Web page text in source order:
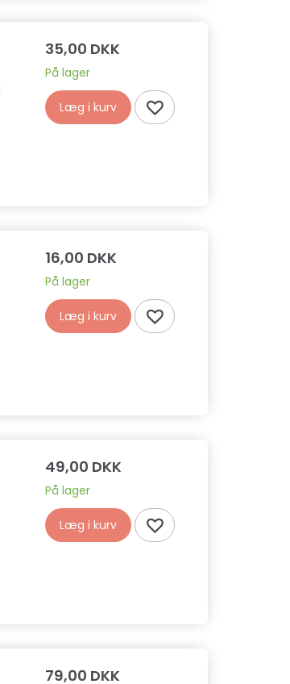
35,00 DKK
På lager
Læg i kurv
16,00 DKK
På lager
Læg i kurv
49,00 DKK
På lager
Læg i kurv
79,00 DKK